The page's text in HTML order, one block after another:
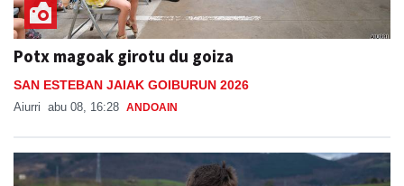
Potx magoak girotu du goiza
SAN ESTEBAN JAIAK GOIBURUN 2026
Aiurri abu 08, 16:28 ANDOAIN